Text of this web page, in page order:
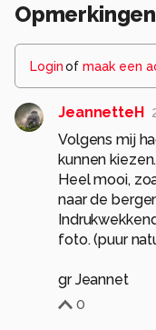
Opmerkingen
Loginof maak een
JeannetteH
Volgens mij
kunnen kiezen.
Heel mooi,
naar de
foto. (puur
gr Jeannet
0